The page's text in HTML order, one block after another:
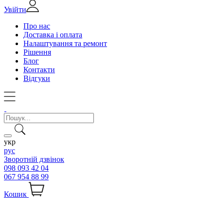
Увійти
Про нас
Доставка і оплата
Налаштування та ремонт
Рішення
Блог
Контакти
Відгуки
укр
рус
Зворотній дзвінок
098 093 42 04
067 954 88 99
Кошик